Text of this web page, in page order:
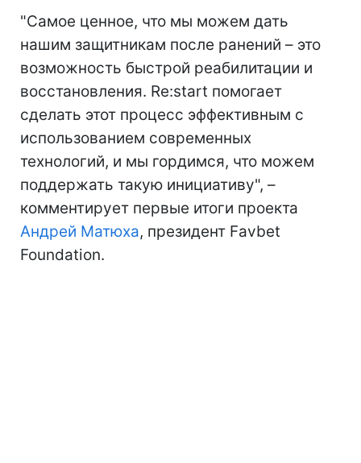
"Самое ценное, что мы можем дать
нашим защитникам после ранений – это
возможность быстрой реабилитации и
восстановления. Re:start помогает
сделать этот процесс эффективным с
использованием современных
технологий, и мы гордимся, что можем
поддержать такую ​​инициативу", –
комментирует первые итоги проекта
Андрей Матюха, президент Favbet
Foundation.